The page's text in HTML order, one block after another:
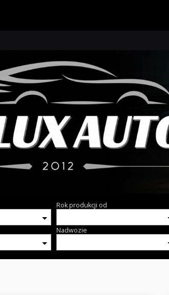
Rok produkcji od
Nadwozie